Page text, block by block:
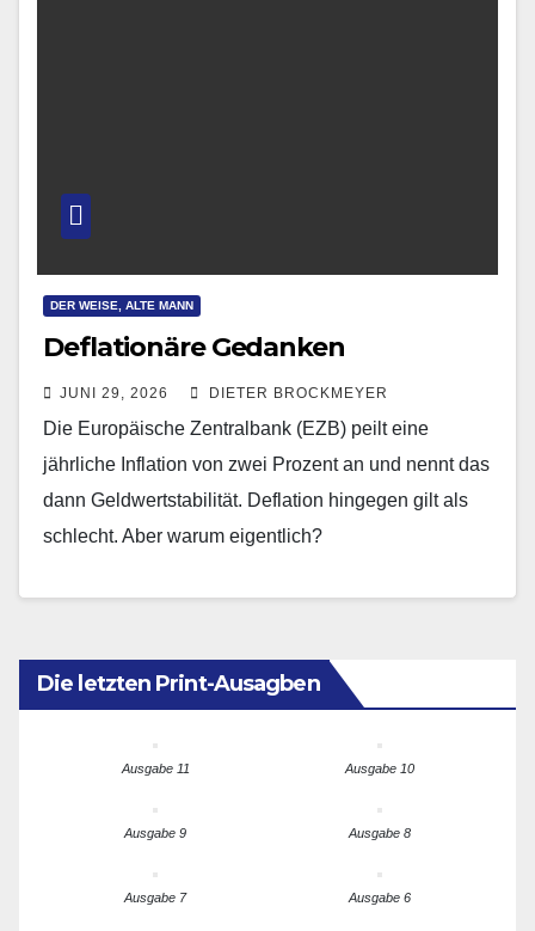
DER WEISE, ALTE MANN
Deflationäre Gedanken
JUNI 29, 2026 DIETER BROCKMEYER
Die Europäische Zentralbank (EZB) peilt eine
jährliche Inflation von zwei Prozent an und nennt das
dann Geldwertstabilität. Deflation hingegen gilt als
schlecht. Aber warum eigentlich?
Die letzten Print-Ausagben
Ausgabe 11 Ausgabe 10
Ausgabe 9 Ausgabe 8
Ausgabe 7 Ausgabe 6